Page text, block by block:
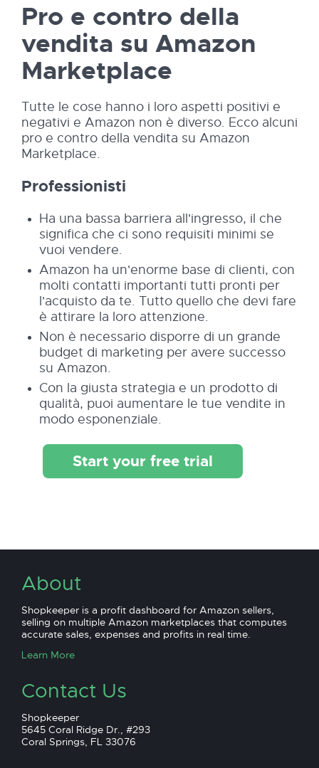
Pro e contro della
vendita su Amazon
Marketplace
Tutte le cose hanno i loro aspetti positivi e
negativi e Amazon non è diverso. Ecco alcuni
pro e contro della vendita su Amazon
Marketplace.
Professionisti
Ha una bassa barriera all'ingresso, il che
significa che ci sono requisiti minimi se
vuoi vendere.
Amazon ha un'enorme base di clienti, con
molti contatti importanti tutti pronti per
l'acquisto da te. Tutto quello che devi fare
è attirare la loro attenzione.
Non è necessario disporre di un grande
budget di marketing per avere successo
su Amazon.
Con la giusta strategia e un prodotto di
qualità, puoi aumentare le tue vendite in
modo esponenziale.
Start your free trial
About
Shopkeeper is a profit dashboard for Amazon sellers,
selling on multiple Amazon marketplaces that computes
accurate sales, expenses and profits in real time.
Learn More
Contact Us
Shopkeeper
5645 Coral Ridge Dr., #293
Coral Springs, FL 33076